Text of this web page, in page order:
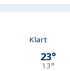
Klart
23°
13°